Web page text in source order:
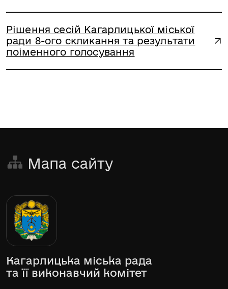
Рішення сесій Кагарлицької міської
ради 8-ого скликання та результати
поіменного голосування
Мапа сайту
Кагарлицька міська рада
та її виконавчий комітет